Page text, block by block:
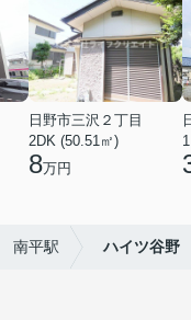
日野市三沢２丁目
2DK (50.51㎡)
8万円
南平駅 ハイツ谷野